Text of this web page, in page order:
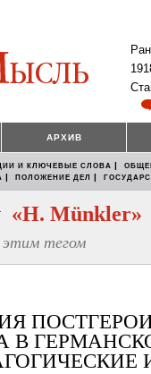
АРХИВ
И КЛЮЧЕВЫЕ СЛОВА |
| ПОЛОЖЕНИЕ ДЕЛ |
«H. Münkler»
тегом
В